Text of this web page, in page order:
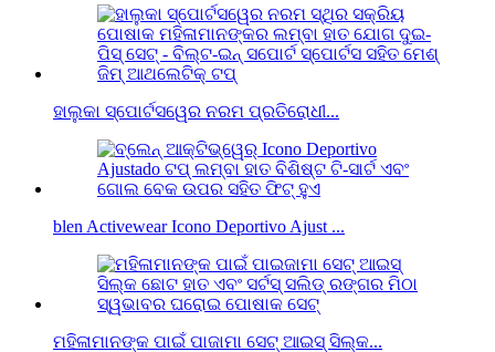
ହାଲୁକା ସ୍ପୋର୍ଟସୱେର ନରମ ପ୍ରତିରୋଧୀ...
blen Activewear Icono Deportivo Ajust ...
ମହିଳାମାନଙ୍କ ପାଇଁ ପାଜାମା ସେଟ୍ ଆଇସ୍ ସିଲ୍କ...